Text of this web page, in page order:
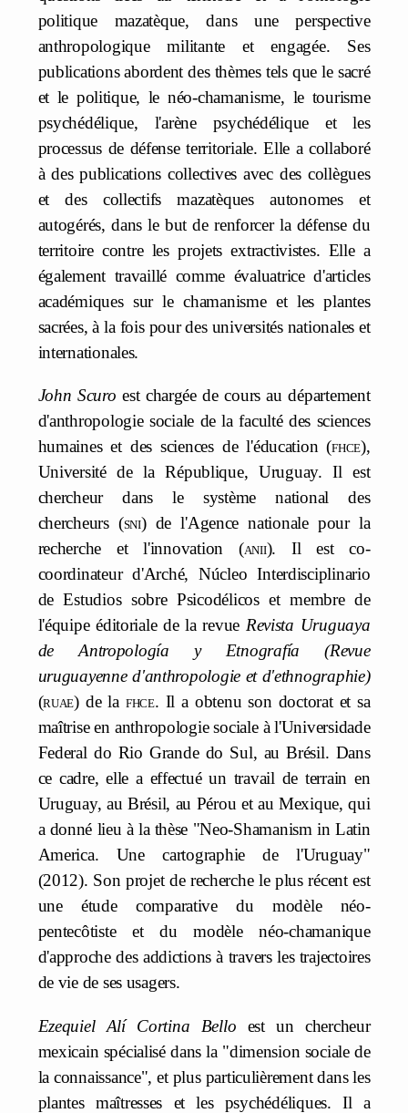
politique mazatèque, dans une perspective
anthropologique militante et engagée. Ses
publications abordent des thèmes tels que le sacré
et le politique, le néo-chamanisme, le tourisme
psychédélique, l'arène psychédélique et les
processus de défense territoriale. Elle a collaboré
à des publications collectives avec des collègues
et des collectifs mazatèques autonomes et
autogérés, dans le but de renforcer la défense du
territoire contre les projets extractivistes. Elle a
également travaillé comme évaluatrice d'articles
académiques sur le chamanisme et les plantes
sacrées, à la fois pour des universités nationales et
internationales.
John Scuro est chargée de cours au département
d'anthropologie sociale de la faculté des sciences
humaines et des sciences de l'éducation (fhce),
Université de la République, Uruguay. Il est
chercheur dans le système national des
chercheurs (sni) de l'Agence nationale pour la
recherche et l'innovation (anii). Il est co-
coordinateur d'Arché, Núcleo Interdisciplinario
de Estudios sobre Psicodélicos et membre de
l'équipe éditoriale de la revue Revista Uruguaya
de Antropología y Etnografía (Revue
uruguayenne d'anthropologie et d'ethnographie)
(ruae) de la fhce. Il a obtenu son doctorat et sa
maîtrise en anthropologie sociale à l'Universidade
Federal do Rio Grande do Sul, au Brésil. Dans
ce cadre, elle a effectué un travail de terrain en
Uruguay, au Brésil, au Pérou et au Mexique, qui
a donné lieu à la thèse "Neo-Shamanism in Latin
America. Une cartographie de l'Uruguay"
(2012). Son projet de recherche le plus récent est
une étude comparative du modèle néo-
pentecôtiste et du modèle néo-chamanique
d'approche des addictions à travers les trajectoires
de vie de ses usagers.
Ezequiel Alí Cortina Bello est un chercheur
mexicain spécialisé dans la "dimension sociale de
la connaissance", et plus particulièrement dans les
plantes maîtresses et les psychédéliques. Il a